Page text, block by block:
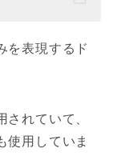
を表現するド
れていて、
使用していま